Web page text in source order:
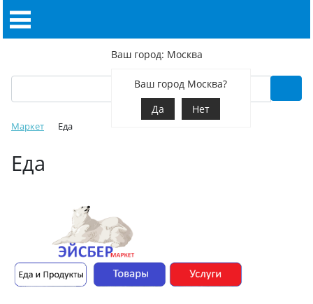
Ваш город: Москва
Ваш город Москва?
Да
Нет
Маркет Еда
Еда